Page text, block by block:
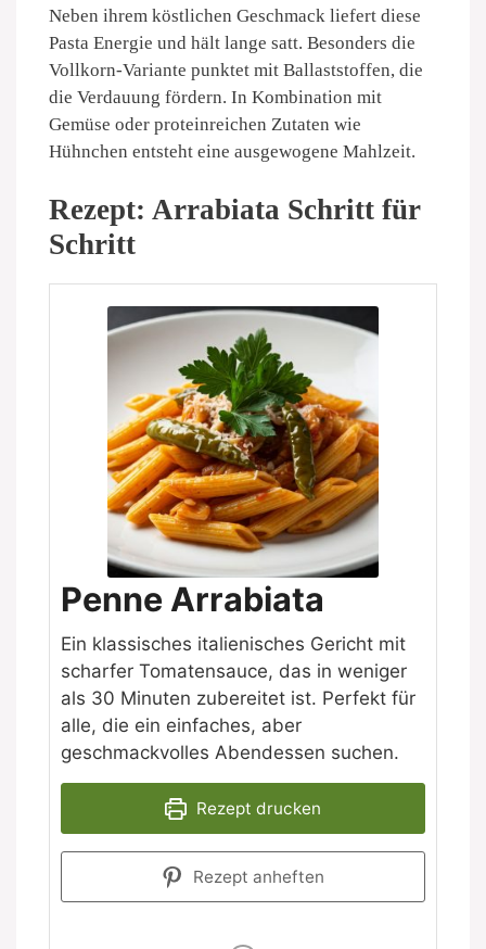
Neben ihrem köstlichen Geschmack liefert diese
Pasta Energie und hält lange satt. Besonders die
Vollkorn-Variante punktet mit Ballaststoffen, die
die Verdauung fördern. In Kombination mit
Gemüse oder proteinreichen Zutaten wie
Hühnchen entsteht eine ausgewogene Mahlzeit.
Rezept: Arrabiata Schritt für
Schritt
Penne Arrabiata
Ein klassisches italienisches Gericht mit
scharfer Tomatensauce, das in weniger
als 30 Minuten zubereitet ist. Perfekt für
alle, die ein einfaches, aber
geschmackvolles Abendessen suchen.
Rezept drucken
Rezept anheften